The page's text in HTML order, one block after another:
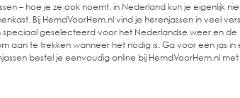
– hoe je ze ook noemt, in Nederland kun je eigenlijk
Bij HemdVoorHem.nl vind je herenjassen in veel
geselecteerd voor het Nederlandse weer en de
aan te trekken wanneer het nodig is. Ga voor een jas
bestel je eenvoudig online bij HemdVoorHem.nl